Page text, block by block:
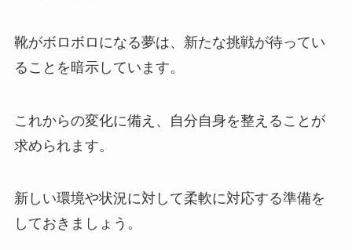
靴がボロボロになる夢は、新たな挑戦が待ってい
ることを暗示しています。
これからの変化に備え、自分自身を整えることが
求められます。
新しい環境や状況に対して柔軟に対応する準備を
しておきましょう。